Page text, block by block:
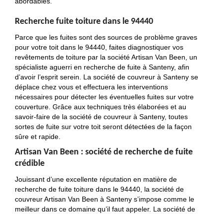
Recherche fuite toiture dans le 94440
Parce que les fuites sont des sources de problème graves
pour votre toit dans le 94440, faites diagnostiquer vos
revêtements de toiture par la société Artisan Van Been, un
spécialiste aguerri en recherche de fuite à Santeny, afin
d’avoir l’esprit serein. La société de couvreur à Santeny se
déplace chez vous et effectuera les interventions
nécessaires pour détecter les éventuelles fuites sur votre
couverture. Grâce aux techniques très élaborées et au
savoir-faire de la société de couvreur à Santeny, toutes
sortes de fuite sur votre toit seront détectées de la façon
sûre et rapide.
Artisan Van Been : société de recherche de fuite
crédible
Jouissant d’une excellente réputation en matière de
recherche de fuite toiture dans le 94440, la société de
couvreur Artisan Van Been à Santeny s’impose comme le
meilleur dans ce domaine qu’il faut appeler. La société de